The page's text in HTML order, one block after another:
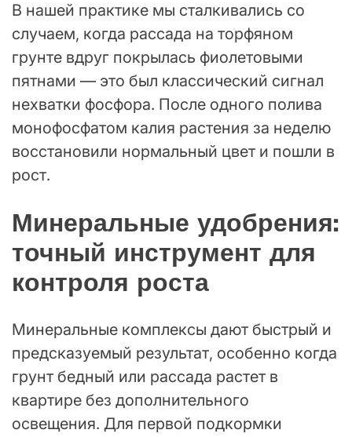
В нашей практике мы сталкивались со
случаем, когда рассада на торфяном
грунте вдруг покрылась фиолетовыми
пятнами — это был классический сигнал
нехватки фосфора. После одного полива
монофосфатом калия растения за неделю
восстановили нормальный цвет и пошли в
рост.
Минеральные удобрения:
точный инструмент для
контроля роста
Минеральные комплексы дают быстрый и
предсказуемый результат, особенно когда
грунт бедный или рассада растет в
квартире без дополнительного
освещения. Для первой подкормки